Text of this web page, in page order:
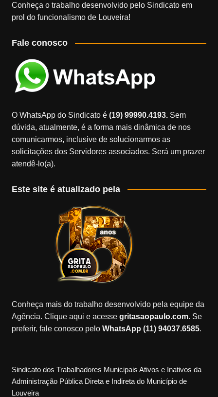
Conheça o trabalho desenvolvido pelo Sindicato em
prol do funcionalismo de Louveira!
Fale conosco
O WhatsApp do Sindicato é(19) 99990.4193.Sem
dúvida, atualmente, é a forma mais dinâmica de nos
comunicarmos, inclusive de solucionarmos as
solicitações dos Servidores associados. Será um prazer
atendê-lo(a).
Este site é atualizado pela
Conheça mais do trabalho desenvolvido pela equipe da
Agência. Clique aqui e acesse gritasaopaulo.com. Se
preferir, fale conosco peloWhatsApp (11) 94037.6585.
Sindicato dos Trabalhadores Municipais Ativos e Inativos da
Administração Pública Direta e Indireta do Município de
Louveira